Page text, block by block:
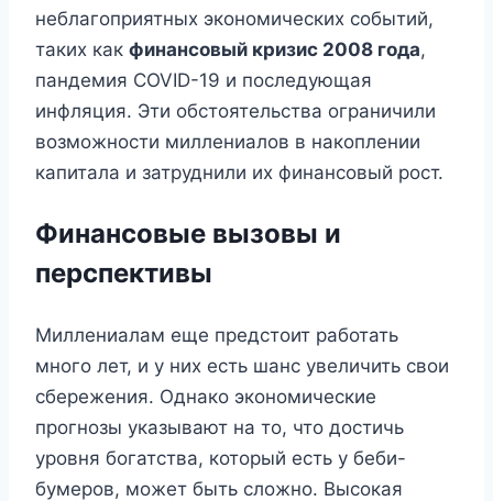
неблагоприятных экономических событий,
таких как финансовый кризис 2008 года,
пандемия COVID-19 и последующая
инфляция. Эти обстоятельства ограничили
возможности миллениалов в накоплении
капитала и затруднили их финансовый рост.
Финансовые вызовы и
перспективы
Миллениалам еще предстоит работать
много лет, и у них есть шанс увеличить свои
сбережения. Однако экономические
прогнозы указывают на то, что достичь
уровня богатства, который есть у беби-
бумеров, может быть сложно. Высокая